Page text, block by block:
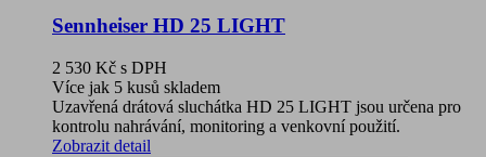
Sennheiser HD 25 LIGHT
2 530 Kč s DPH
Více jak 5 kusů skladem
Uzavřená drátová sluchátka HD 25 LIGHT jsou určena pro
kontrolu nahrávání, monitoring a venkovní použití.
Zobrazit detail